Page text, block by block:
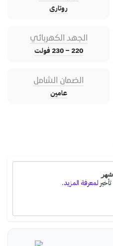
روتارى
الجهد الكهربائي
220 – 230 فولت
الضمان الشامل
عامين